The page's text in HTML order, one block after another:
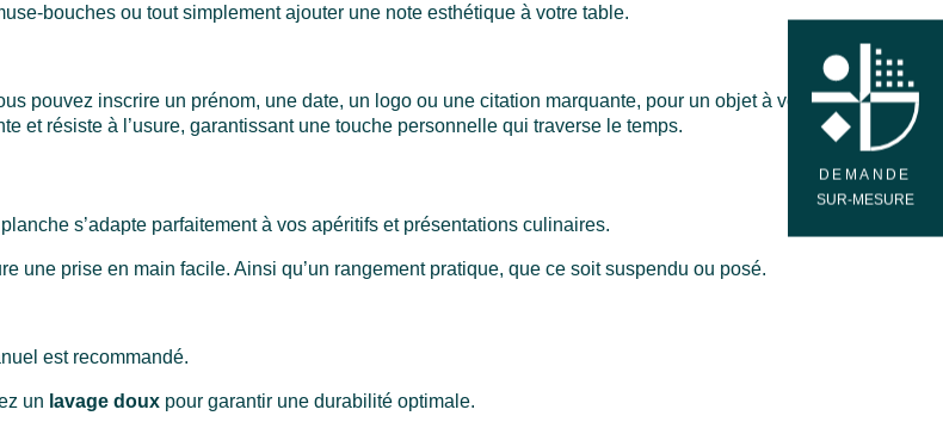
DEMANDE
SUR-MESURE
bouches ou tout simplement ajouter une note esthétique à votre table.
pouvez inscrire un prénom, une date, un logo ou une citation marquante, pour un objet à votre
et résiste à l’usure, garantissant une touche personnelle qui traverse le temps.
s’adapte parfaitement à vos apéritifs et présentations culinaires.
une prise en main facile. Ainsi qu’un rangement pratique, que ce soit suspendu ou posé.
est recommandé.
un lavage doux pour garantir une durabilité optimale.